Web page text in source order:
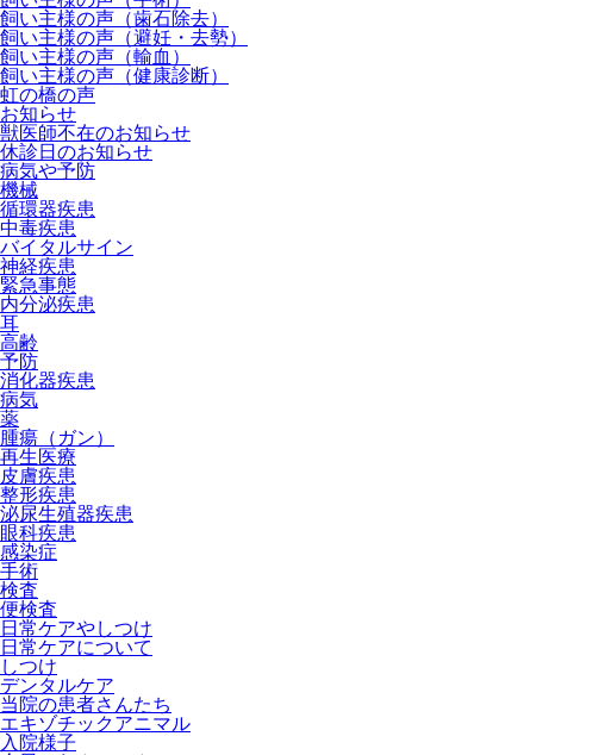
飼い主様の声（歯石除去）
飼い主様の声（避妊・去勢）
飼い主様の声（輸血）
飼い主様の声（健康診断）
虹の橋の声
お知らせ
獣医師不在のお知らせ
休診日のお知らせ
病気や予防
機械
循環器疾患
中毒疾患
バイタルサイン
神経疾患
緊急事態
内分泌疾患
耳
高齢
予防
消化器疾患
病気
薬
腫瘍（ガン）
再生医療
皮膚疾患
整形疾患
泌尿生殖器疾患
眼科疾患
感染症
手術
検査
便検査
日常ケアやしつけ
日常ケアについて
しつけ
デンタルケア
当院の患者さんたち
エキゾチックアニマル
入院様子